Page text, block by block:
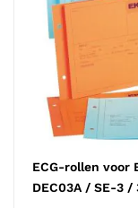
van het
en
en registraties
tijd en
ECG-rollen voor
DEC03A / SE-3